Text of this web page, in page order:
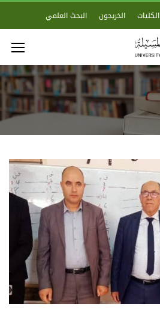
الكليات الخريجون البحث العلمي